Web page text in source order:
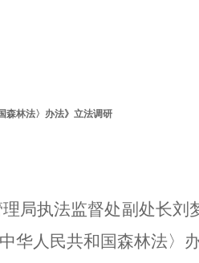
森林法〉办法》立法调研
局执法监督处副处长
华人民共和国森林法